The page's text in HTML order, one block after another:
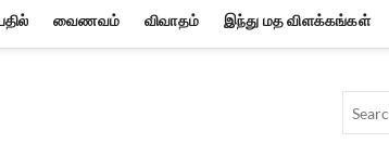
வைணவம் விவாதம் இந்து மத விளக்கங்கள்